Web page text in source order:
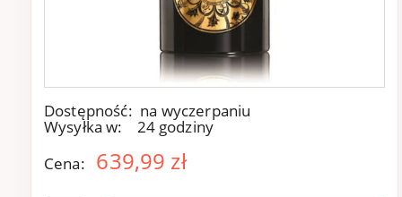
Dostępność: na wyczerpaniu
Wysyłka w:
24 godziny
Cena:
639,99 zł